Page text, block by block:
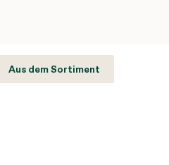
Aus dem Sortiment